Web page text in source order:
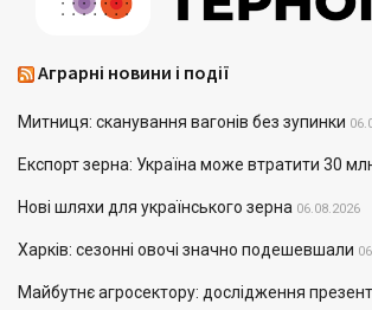
Аграрні новини і події
Митниця: сканування вагонів без зупинки
Експорт зерна: Україна може втратити 30
Нові шляхи для українського зерна 06.08.2026
Харків: сезонні овочі значно подешевшали
Майбутнє агросектору: дослідження